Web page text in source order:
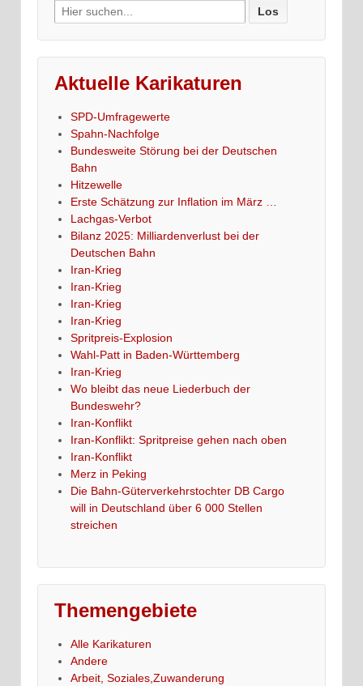
Search
for:
Aktuelle Karikaturen
SPD-Umfragewerte
Spahn-Nachfolge
Bundesweite Störung bei der Deutschen
Bahn
Hitzewelle
Erste Schätzung zur Inflation im März …
Lachgas-Verbot
Bilanz 2025: Milliardenverlust bei der
Deutschen Bahn
Iran-Krieg
Iran-Krieg
Iran-Krieg
Iran-Krieg
Spritpreis-Explosion
Wahl-Patt in Baden-Württemberg
Iran-Krieg
Wo bleibt das neue Liederbuch der
Bundeswehr?
Iran-Konflikt
Iran-Konflikt: Spritpreise gehen nach oben
Iran-Konflikt
Merz in Peking
Die Bahn-Güterverkehrstochter DB Cargo
will in Deutschland über 6 000 Stellen
streichen
Themengebiete
Alle Karikaturen
Andere
Arbeit, Soziales,Zuwanderung